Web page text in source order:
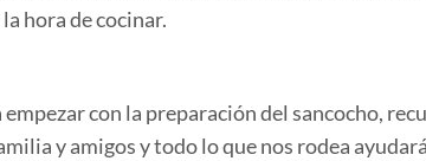
hora de cocinar.
con la preparación del sancocho,
y amigos y todo lo que nos rodea